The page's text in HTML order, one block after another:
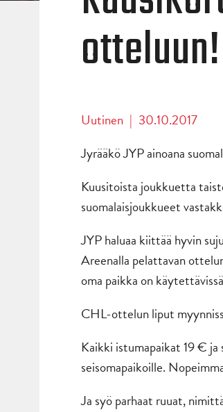
Uutinen | 30.10.2017
Jyrääkö JYP ainoana
Kuusitoista joukkuetta
suomalaisjoukkueet
JYP haluaa kiittää hyvin
Areenalla pelattavan
oma paikka on
CHL-ottelun liput
Kaikki istumapaikat 19 €
seisomapaikoille.
Ja syö parhaat ruuat,